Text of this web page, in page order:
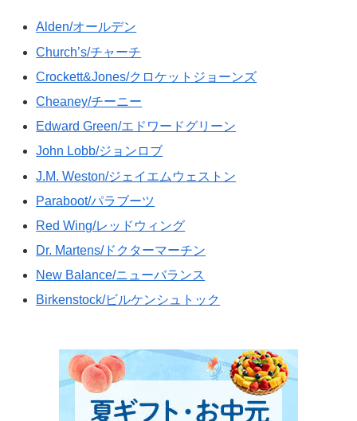
Alden/オールデン
Church’s/チャーチ
Crockett&Jones/クロケットジョーンズ
Cheaney/チーニー
Edward Green/エドワードグリーン
John Lobb/ジョンロブ
J.M. Weston/ジェイエムウェストン
Paraboot/パラブーツ
Red Wing/レッドウィング
Dr. Martens/ドクターマーチン
New Balance/ニューバランス
Birkenstock/ビルケンシュトック